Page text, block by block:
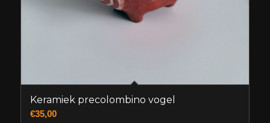
Keramiek precolombino vogel
€35,00